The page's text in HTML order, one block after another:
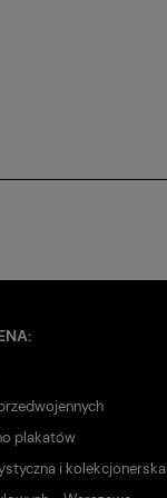
plakatów
i kolekcjonerska